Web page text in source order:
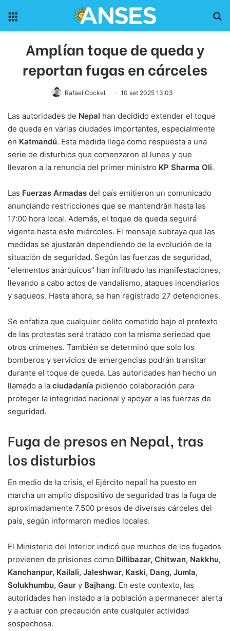
Amplían toque de queda y
reportan fugas en cárceles
Rafael Cockell 10 set 2025 13:03
Las autoridades de Nepal han decidido extender el toque
de queda en varias ciudades importantes, especialmente
en Katmandú. Esta medida llega como respuesta a una
serie de disturbios que comenzaron el lunes y que
llevaron a la renuncia del primer ministro KP Sharma Oli.
Las Fuerzas Armadas del país emitieron un comunicado
anunciando restricciones que se mantendrán hasta las
17:00 hora local. Además, el toque de queda seguirá
vigente hasta este miércoles. El mensaje subraya que las
medidas se ajustarán dependiendo de la evolución de la
situación de seguridad. Según las fuerzas de seguridad,
“elementos anárquicos” han infiltrado las manifestaciones,
llevando a cabo actos de vandalismo, ataques incendiarios
y saqueos. Hasta ahora, se han registrado 27 detenciones.
Se enfatiza que cualquier delito cometido bajo el pretexto
de las protestas será tratado con la misma seriedad que
otros crímenes. También se determinó que solo los
bomberos y servicios de emergencias podrán transitar
durante el toque de queda. Las autoridades han hecho un
llamado a la ciudadanía pidiendo colaboración para
proteger la integridad nacional y apoyar a las fuerzas de
seguridad.
Fuga de presos en Nepal, tras
los disturbios
En medio de la crisis, el Ejército nepalí ha puesto en
marcha un amplio dispositivo de seguridad tras la fuga de
aproximadamente 7.500 presos de diversas cárceles del
país, según informaron medios locales.
El Ministerio del Interior indicó que muchos de los fugados
provienen de prisiones como Dillibazar, Chitwan, Nakkhu,
Kanchanpur, Kailali, Jaleshwar, Kaski, Dang, Jumla,
Solukhumbu, Gaur y Bajhang. En este contexto, las
autoridades han instado a la población a permanecer alerta
y a actuar con precaución ante cualquier actividad
sospechosa.